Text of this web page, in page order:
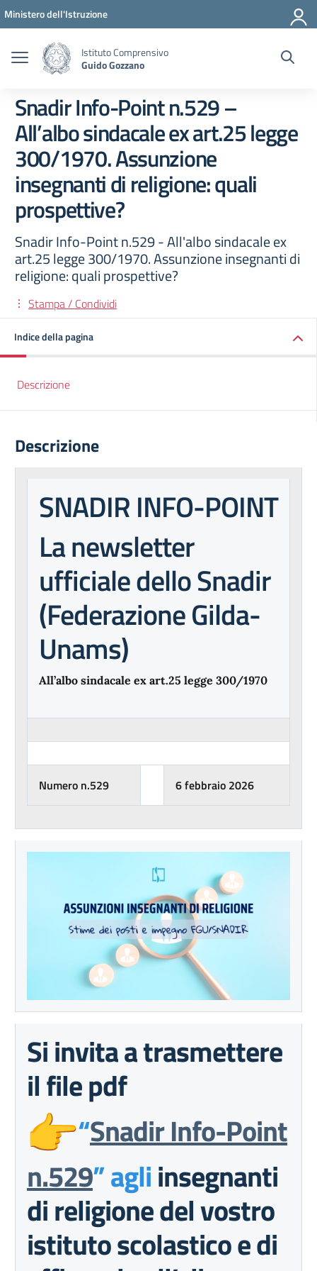
Vai ai contenuti
Vai al menu di navigazione
Vai al footer
Ministero dell'Istruzione
Istituto Comprensivo
Guido Gozzano
Snadir Info-Point n.529 –
All’albo sindacale ex art.25 legge
300/1970. Assunzione
insegnanti di religione: quali
prospettive?
Snadir Info-Point n.529 - All'albo sindacale ex
art.25 legge 300/1970. Assunzione insegnanti di
religione: quali prospettive?
Stampa / Condividi
Indice della pagina
Descrizione
Descrizione
SNADIR INFO-POINT
La newsletter
ufficiale dello Snadir
(Federazione Gilda-
Unams)
All’albo sindacale ex art.25 legge 300/1970
Numero n.529 6 febbraio 2026
Si invita a trasmettere
il file pdf
“Snadir Info-Point
n.529” agliinsegnanti
di religione del vostro
istituto scolastico e di